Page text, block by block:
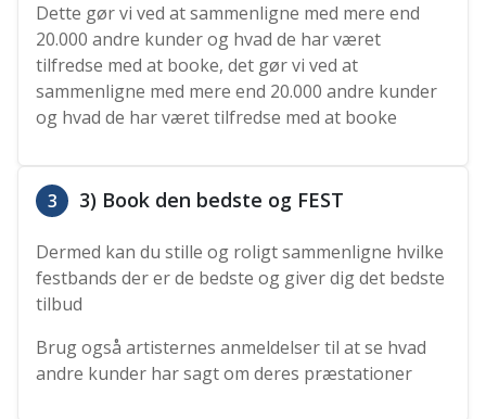
Dette gør vi ved at sammenligne med mere end
20.000 andre kunder og hvad de har været
tilfredse med at booke, det gør vi ved at
sammenligne med mere end 20.000 andre kunder
og hvad de har været tilfredse med at booke
3 3) Book den bedste og FEST
Dermed kan du stille og roligt sammenligne hvilke
festbands der er de bedste og giver dig det bedste
tilbud
Brug også artisternes anmeldelser til at se hvad
andre kunder har sagt om deres præstationer